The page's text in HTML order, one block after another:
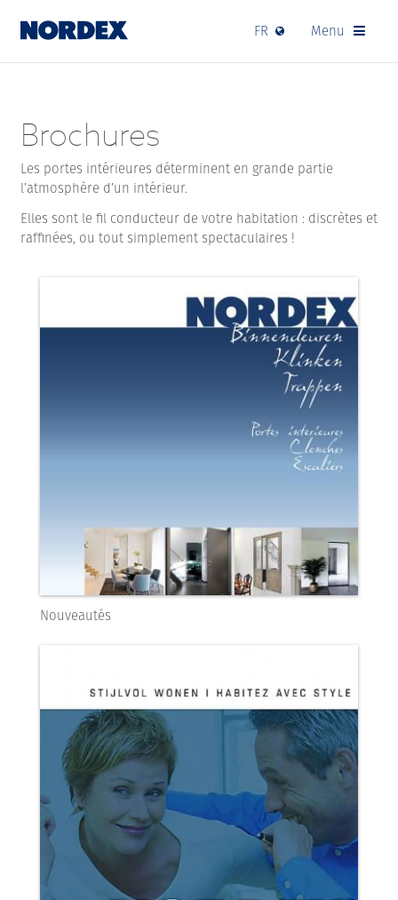
FR Menu
Brochures
Les portes intérieures déterminent en grande partie
l’atmosphère d’un intérieur.
Elles sont le fil conducteur de votre habitation : discrètes et
raffinées, ou tout simplement spectaculaires !
Nouveautés